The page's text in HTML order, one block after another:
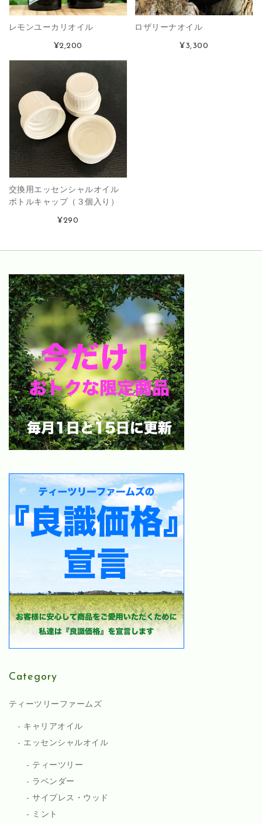
レモンユーカリオイル
¥2,200
ロザリーナオイル
¥3,300
交換用エッセンシャルオイル
ボトルキャップ（３個入り）
¥290
Category
ティーツリーファームズ
キャリアオイル
エッセンシャルオイル
ティーツリー
ラベンダー
サイプレス・ウッド
ミント